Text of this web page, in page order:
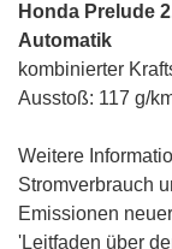
Honda Prelude
Automatik
kombinierter
Ausstoß: 117 g/
Weitere
Stromverbrauch
Emissionen
'Leitfaden über